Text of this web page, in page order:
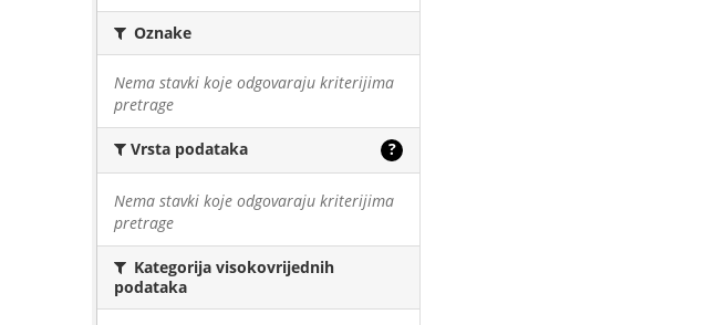
Oznake
Nema stavki koje odgovaraju kriterijima
pretrage
Vrsta podataka ?
Nema stavki koje odgovaraju kriterijima
pretrage
Kategorija visokovrijednih
podataka